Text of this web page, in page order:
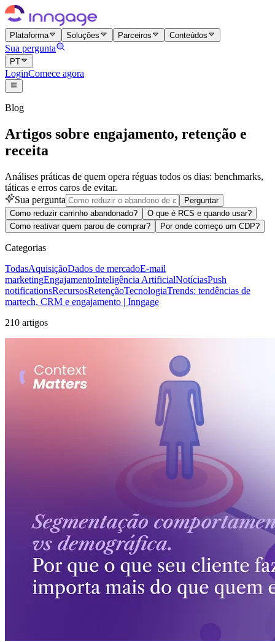
Plataforma Soluções Parceiros Conteúdos
Sua pergunta
PT
LoginComece agora
Blog
Artigos sobre engajamento, retenção e
receita
Análises práticas de quem opera réguas todos os dias: benchmarks,
táticas e erros caros de evitar.
Sua pergunta
Perguntar
Como reduzir carrinho abandonado?
O que é RCS e quando usar?
Como reativar quem parou de comprar?
Por onde começo um CDP?
Categorias
TodasAquisiçãoDados de mercadoE-mail
marketingEngajamentoInteligência ArtificialNotíciasPush
notificationsRecursosRetençãoTecnologiaTrends: tendências de
martech, CRM e engajamento | Inngage
210 artigos